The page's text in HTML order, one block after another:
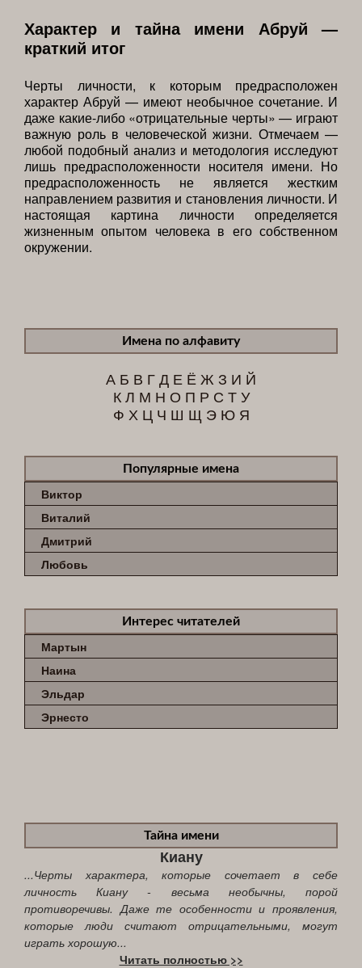
Характер и тайна имени Абруй —
краткий итог
Черты личности, к которым предрасположен
характер Абруй — имеют необычное сочетание. И
даже какие-либо «отрицательные черты» — играют
важную роль в человеческой жизни. Отмечаем —
любой подобный анализ и методология исследуют
лишь предрасположенности носителя имени. Но
предрасположенность не является жестким
направлением развития и становления личности. И
настоящая картина личности определяется
жизненным опытом человека в его собственном
окружении.
Имена по алфавиту
А Б В ГД Е Ё Ж З И Й
К Л М Н О П Р С Т У
Ф Х Ц Ч Ш Щ Э Ю Я
Популярные имена
Виктор
Виталий
Дмитрий
Любовь
Интерес читателей
Мартын
Наина
Эльдар
Эрнесто
Тайна имени
Киану
...Черты характера, которые сочетает в себе
личность Киану - весьма необычны, порой
противоречивы. Даже те особенности и проявления,
которые люди считают отрицательными, могут
играть хорошую...
Читать полностью >>